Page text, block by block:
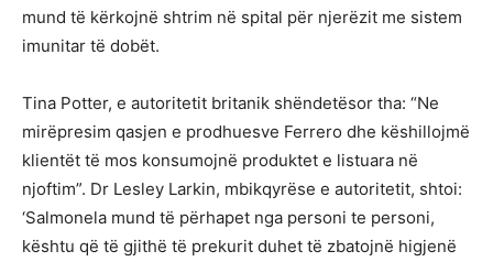
mund të kërkojnë shtrim në spital për njerëzit me sistem
imunitar të dobët.
Tina Potter, e autoritetit britanik shëndetësor tha: “Ne
mirëpresim qasjen e prodhuesve Ferrero dhe këshillojmë
klientët të mos konsumojnë produktet e listuara në
njoftim”. Dr Lesley Larkin, mbikqyrëse e autoritetit, shtoi:
‘Salmonela mund të përhapet nga personi te personi,
kështu që të gjithë të prekurit duhet të zbatojnë higjenë